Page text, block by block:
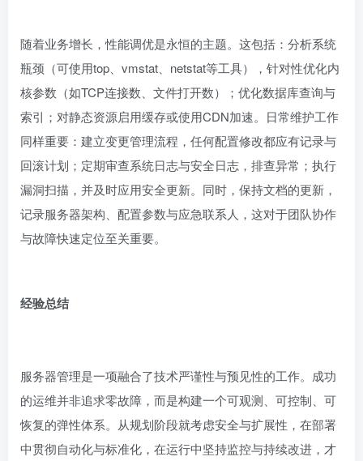
随着业务增长，性能调优是永恒的主题。这包括：分析系统
瓶颈（可使用top、vmstat、netstat等工具），针对性优化内
核参数（如TCP连接数、文件打开数）；优化数据库查询与
索引；对静态资源启用缓存或使用CDN加速。日常维护工作
同样重要：建立变更管理流程，任何配置修改都应有记录与
回滚计划；定期审查系统日志与安全日志，排查异常；执行
漏洞扫描，并及时应用安全更新。同时，保持文档的更新，
记录服务器架构、配置参数与应急联系人，这对于团队协作
与故障快速定位至关重要。
经验总结
服务器管理是一项融合了技术严谨性与预见性的工作。成功
的运维并非追求零故障，而是构建一个可观测、可控制、可
恢复的弹性体系。从规划阶段就考虑安全与扩展性，在部署
中贯彻自动化与标准化，在运行中坚持监控与持续改进，才